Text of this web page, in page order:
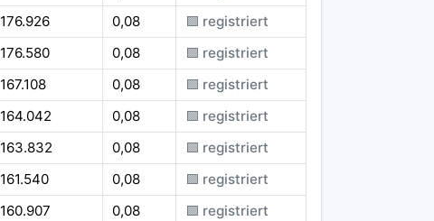
176.926 0,08
🟪 registriert
176.580 0,08
🟪 registriert
167.108 0,08
🟪 registriert
164.042 0,08
🟪 registriert
163.832 0,08
🟪 registriert
161.540 0,08
🟪 registriert
160.907 0,08
🟪 registriert